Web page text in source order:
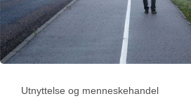
Utnyttelse og menneskehandel